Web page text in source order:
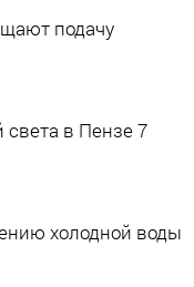
подачу
в Пензе 7
холодной воды